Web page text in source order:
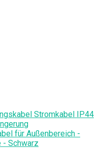
Stromkabel IP44
für Außenbereich -
- Schwarz